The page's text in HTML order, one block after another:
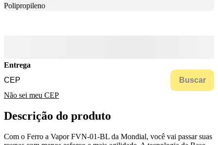
Polipropileno
Entrega
Buscar
Não sei meu CEP
Descrição do produto
Com o Ferro a Vapor FVN-01-BL da Mondial, você vai passar suas